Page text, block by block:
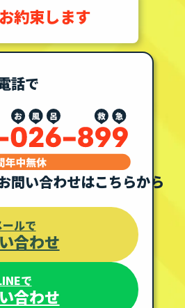
お約束します
話で
問い合わせはこちらから
ールで
合わせ
で
合わせ